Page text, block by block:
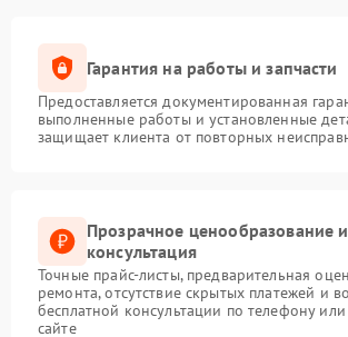
Гарантия на работы и запчасти
Предоставляется документированная
выполненные работы и установленные
защищает клиента от повторных
Прозрачное ценообразование
консультация
Точные прайс-листы, предварительная
ремонта, отсутствие скрытых платежей и
бесплатной консультации по телефону
сайте